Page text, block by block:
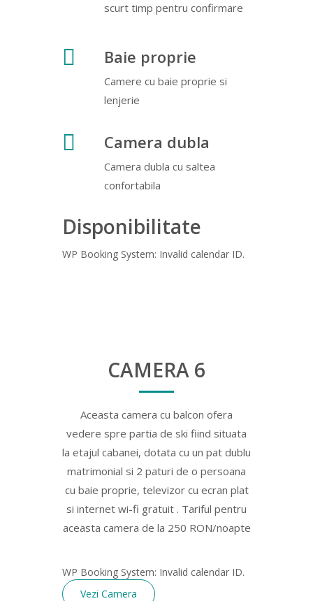
scurt timp pentru confirmare
Baie proprie
Camere cu baie proprie si
lenjerie
Camera dubla
Camera dubla cu saltea
confortabila
Disponibilitate
WP Booking System: Invalid calendar ID.
CAMERA 6
Aceasta camera cu balcon ofera
vedere spre partia de ski fiind situata
la etajul cabanei, dotata cu un pat dublu
matrimonial si 2 paturi de o persoana
cu baie proprie, televizor cu ecran plat
si internet wi-fi gratuit . Tariful pentru
aceasta camera de la 250 RON/noapte
WP Booking System: Invalid calendar ID.
Vezi Camera